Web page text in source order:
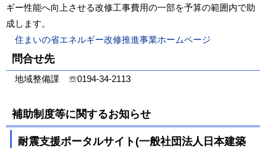
ギー性能へ向上させる改修工事費用の一部を予算の範囲内で助
成します。
住まいの省エネルギー改修推進事業ホームページ
問合せ先
地域整備課 ☏0194-34-2113
補助制度等に関するお知らせ
耐震支援ポータルサイト(一般社団法人日本建築